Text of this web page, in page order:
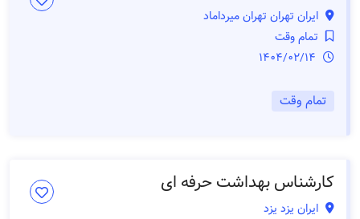
ایران تهران تهران میرداماد
تمام وقت
تمام وقت
کارشناس بهداشت حرفه ای
ایران یزد یزد